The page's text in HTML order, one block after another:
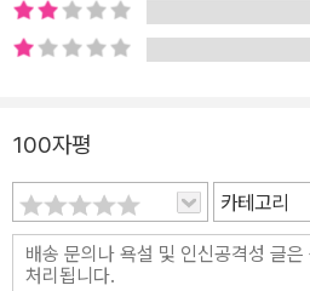
100자평
카테고리